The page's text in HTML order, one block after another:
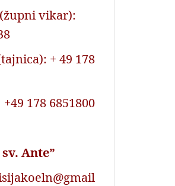
vikar):
+ 49 178
178 6851800
Ante”